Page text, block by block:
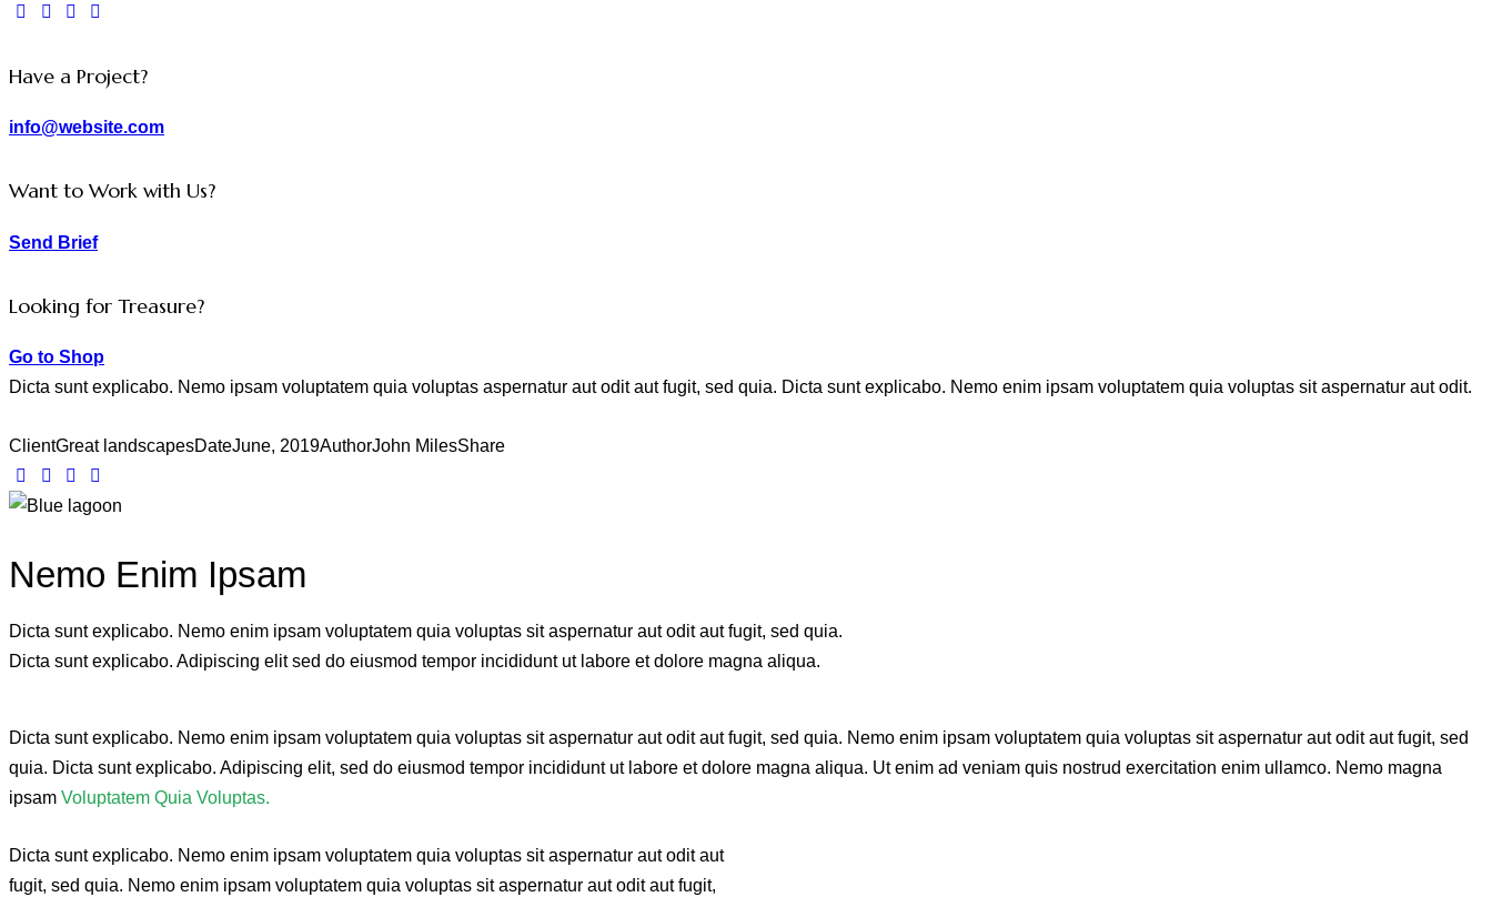
facebook-
twitter-dribble-instagram
Have a Project?
info@website.com
Want to Work with Us?
Send Brief
Looking for Treasure?
Go to Shop
Dicta sunt explicabo. Nemo ipsam voluptatem quia voluptas aspernatur aut odit aut fugit, sed quia. Dicta sunt explicabo. Nemo enim ipsam voluptatem quia voluptas sit aspernatur aut odit.
ClientGreat landscapesDateJune, 2019AuthorJohn MilesShare
Twitter-
new
Facebook
Share-
email
Copy
URL
clipboard
Nemo Enim Ipsam
Dicta sunt explicabo. Nemo enim ipsam voluptatem quia voluptas sit aspernatur aut odit aut fugit, sed quia.
Dicta sunt explicabo. Adipiscing elit sed do eiusmod tempor incididunt ut labore et dolore magna aliqua.
Dicta sunt explicabo. Nemo enim ipsam voluptatem quia voluptas sit aspernatur aut odit aut fugit, sed quia. Nemo enim ipsam voluptatem quia voluptas sit aspernatur aut odit aut fugit, sed
quia. Dicta sunt explicabo. Adipiscing elit, sed do eiusmod tempor incididunt ut labore et dolore magna aliqua. Ut enim ad veniam quis nostrud exercitation enim ullamco. Nemo magna
ipsam Voluptatem Quia Voluptas.
Dicta sunt explicabo. Nemo enim ipsam voluptatem quia voluptas sit aspernatur aut odit aut
fugit, sed quia. Nemo enim ipsam voluptatem quia voluptas sit aspernatur aut odit aut fugit,